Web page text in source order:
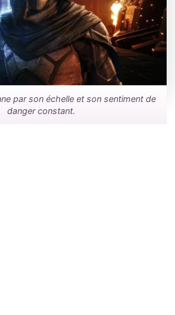
par son échelle et son sentiment de
danger constant.